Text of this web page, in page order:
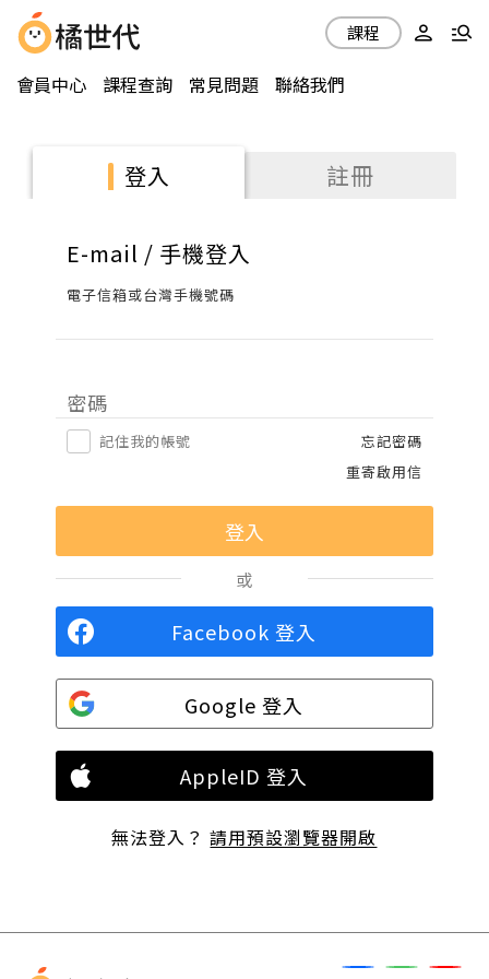
會員中心 課程查詢 常見問題 聯絡我們
課程
登入 註冊
E-mail / 手機登入
電子信箱或台灣手機號碼
密碼
記住我的帳號
忘記密碼
重寄啟用信
或
Facebook 登入
Google 登入
AppleID 登入
無法登入？請用預設瀏覽器開啟